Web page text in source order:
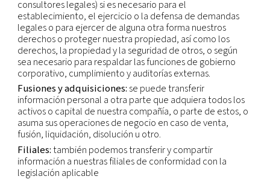
En nuestra empresa:las funciones
requieren el acceso a sus datos para cumplir
obligaciones legales y contractuales (es decir,
contabilidad, operaciones o requisitos legales) o
objetivo de nuestros intereses legítimos (es decir,
marketing).
Terceros:podemos contratar a terceros para
servicios o desempeñar funciones en nuestro
Podemos poner información personal a
dichos terceros para que realicen estos servicios
funciones. Incluiremos en nuestras instrucciones
tratamiento de esa información personal, que